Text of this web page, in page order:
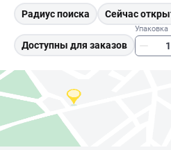
Радиус поиска Сейчас
Доступны для заказов
Упаковка